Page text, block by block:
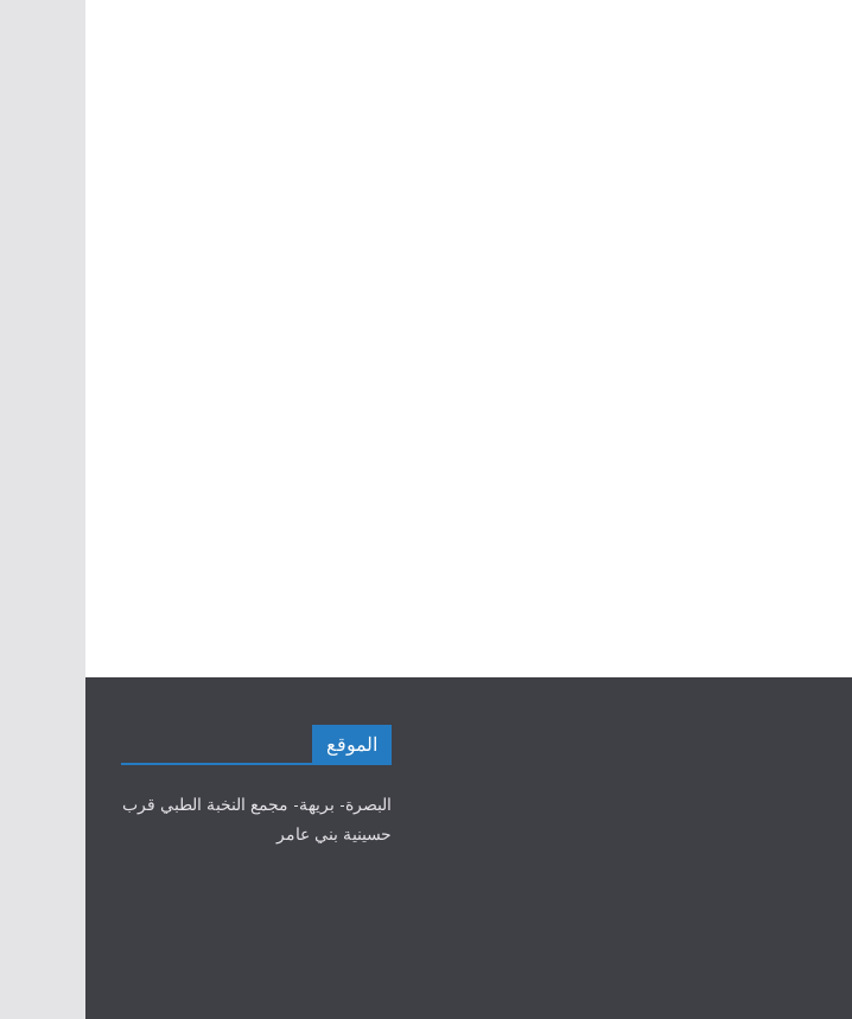
الموقع
البصرة- بريهة- مجمع النخبة الطبي قرب
حسينية بني عامر